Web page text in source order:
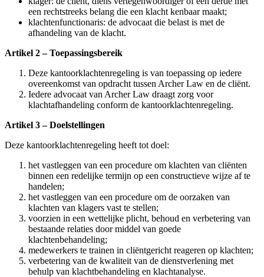
een rechtstreeks belang die een klacht kenbaar maakt;
klachtenfunctionaris: de advocaat die belast is met de
afhandeling van de klacht.
Artikel 2 – Toepassingsbereik
Deze kantoorklachtenregeling is van toepassing op iedere
overeenkomst van opdracht tussen Archer Law en de cliënt.
Iedere advocaat van Archer Law draagt zorg voor
klachtafhandeling conform de kantoorklachtenregeling.
Artikel 3 – Doelstellingen
Deze kantoorklachtenregeling heeft tot doel:
het vastleggen van een procedure om klachten van cliënten
binnen een redelijke termijn op een constructieve wijze af te
handelen;
het vastleggen van een procedure om de oorzaken van
klachten van klagers vast te stellen;
voorzien in een wettelijke plicht, behoud en verbetering van
bestaande relaties door middel van goede
klachtenbehandeling;
medewerkers te trainen in cliëntgericht reageren op klachten;
verbetering van de kwaliteit van de dienstverlening met
behulp van klachtbehandeling en klachtanalyse.